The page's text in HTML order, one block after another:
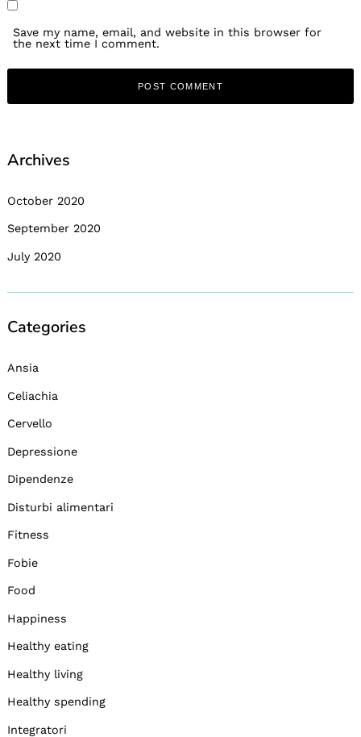
Save my name, email, and website in this browser for
the next time I comment.
Archives
October 2020
September 2020
July 2020
Categories
Ansia
Celiachia
Cervello
Depressione
Dipendenze
Disturbi alimentari
Fitness
Fobie
Food
Happiness
Healthy eating
Healthy living
Healthy spending
Integratori